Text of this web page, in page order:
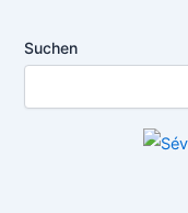
Suchen